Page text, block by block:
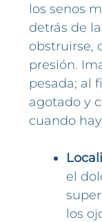
los senos
detrás de
obstruirse,
presión.
pesada; al
agotado y
cuando
el
los